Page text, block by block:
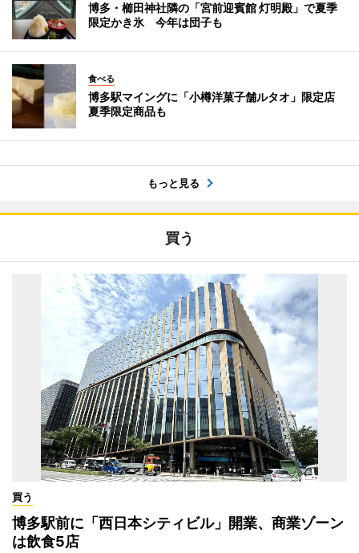
博多・櫛田神社隣の「宮前迎賓館 灯明殿」で夏季
限定かき氷 今年は団子も
食べる
博多駅マイングに「小樽洋菓子舗ルタオ」限定店
夏季限定商品も
もっと見る
買う
買う
博多駅前に「西日本シティビル」開業、商業ゾーン
は飲食5店